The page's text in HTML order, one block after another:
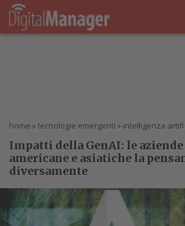
home » tecnologie emergenti » intelligenza
Impatti della GenAI: le aziende
americane e asiatiche la
diversamente